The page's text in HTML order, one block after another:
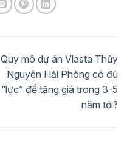
Quy mô dự án Vlasta Thủy
Nguyên Hải Phòng có đủ
“lực” để tăng giá trong 3-5
năm tới?